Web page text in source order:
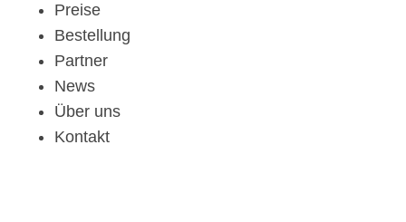
Preise
Bestellung
Partner
News
Über uns
Kontakt